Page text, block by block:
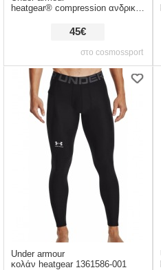
στο cosmossport
heatgear® compression ανδρικό κολάν (9000070711_50772)
45€
Under armour
κολάν heatgear 1361586-001